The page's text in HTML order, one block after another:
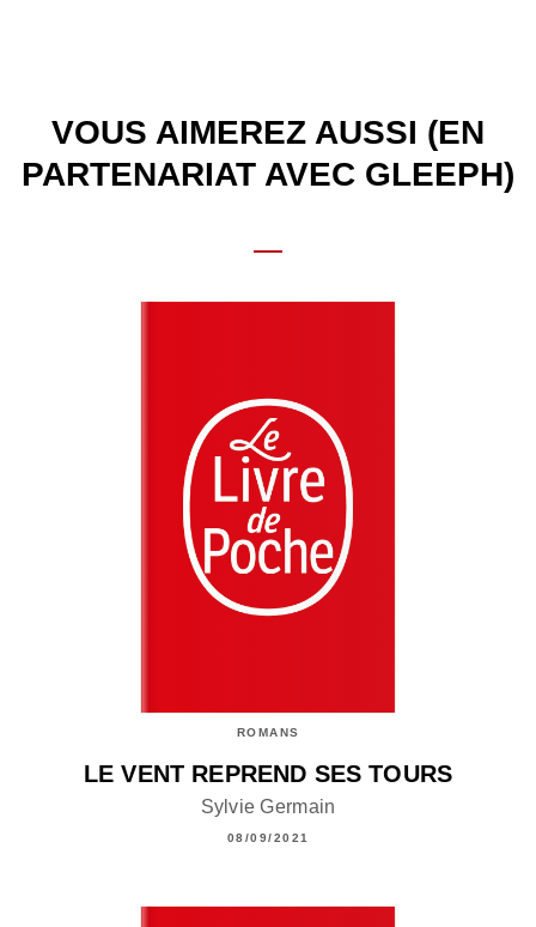
VOUS AIMEREZ AUSSI (EN
PARTENARIAT AVEC GLEEPH)
ROMANS
LE VENT REPREND SES TOURS
Sylvie Germain
08/09/2021